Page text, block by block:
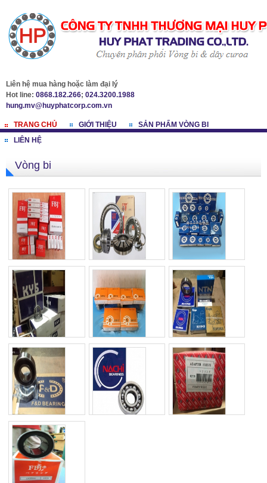
Liên hệ mua hàng hoặc làm đại lý
Hot line: 0868.182.266; 024.3200.1988
hung.mv@huyphatcorp.com.vn
TRANG CHỦ GIỚI THIỆU
SẢN PHẨM VÒNG BI
LIÊN HỆ
Vòng bi
Vòng bi, bạc đạn
FBJ
Mã SP: Vòng bi FBJ
Thông số kỹ thuật
Xem chi tiết
Vòng bi DYZV
Mã SP: RT32255
Thông số kỹ thuật
Xem chi tiết
Vòng bi ZKL
Mã SP: RT3653
Thông số kỹ thuật
Xem chi tiết
Vòng bi KYS
Mã SP: KJ3443
Thông số kỹ thuật
Xem chi tiết
Vòng bi MPZ
Mã SP: GH32847
Thông số kỹ thuật
Xem chi tiết
Vòng bi Koyo,NTN,
NSK, Asahi
Mã SP: bi Nhật
Thông số kỹ thuật
Xem chi tiết
Vòng bi F&D
Mã SP: FD
Thông số kỹ thuật
Xem chi tiết